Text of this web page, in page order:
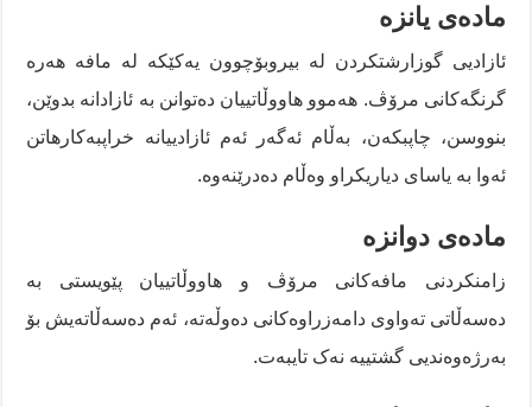
مادەی یانزە
ئازادیی گوزارشتکردن لە بیروبۆچوون یەکێکە لە مافە هەرە
گرنگەکانی مرۆڤ. هەموو هاووڵاتییان دەتوانن بە ئازادانە بدوێن،
بنووسن، چاپبکەن، بەڵام ئەگەر ئەم ئازادییانە خراپبەکارهاتن
ئەوا بە یاسای دیاریکراو وەڵام دەدرێنەوە.
مادەی دوانزە
زامنکردنی مافەکانی مرۆڤ و هاووڵاتییان پێویستی بە
دەسەڵاتی تەواوی دامەزراوەکانی دەوڵەتە، ئەم دەسەڵاتەیش بۆ
بەرژەوەندیی گشتییە نەک تایبەت.